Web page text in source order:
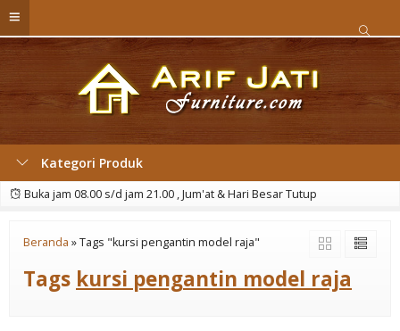
Kategori Produk
Buka jam 08.00 s/d jam 21.00 , Jum'at & Hari Besar Tutup
Beranda »Tags "kursi pengantin model raja"
Tags kursi pengantin model raja